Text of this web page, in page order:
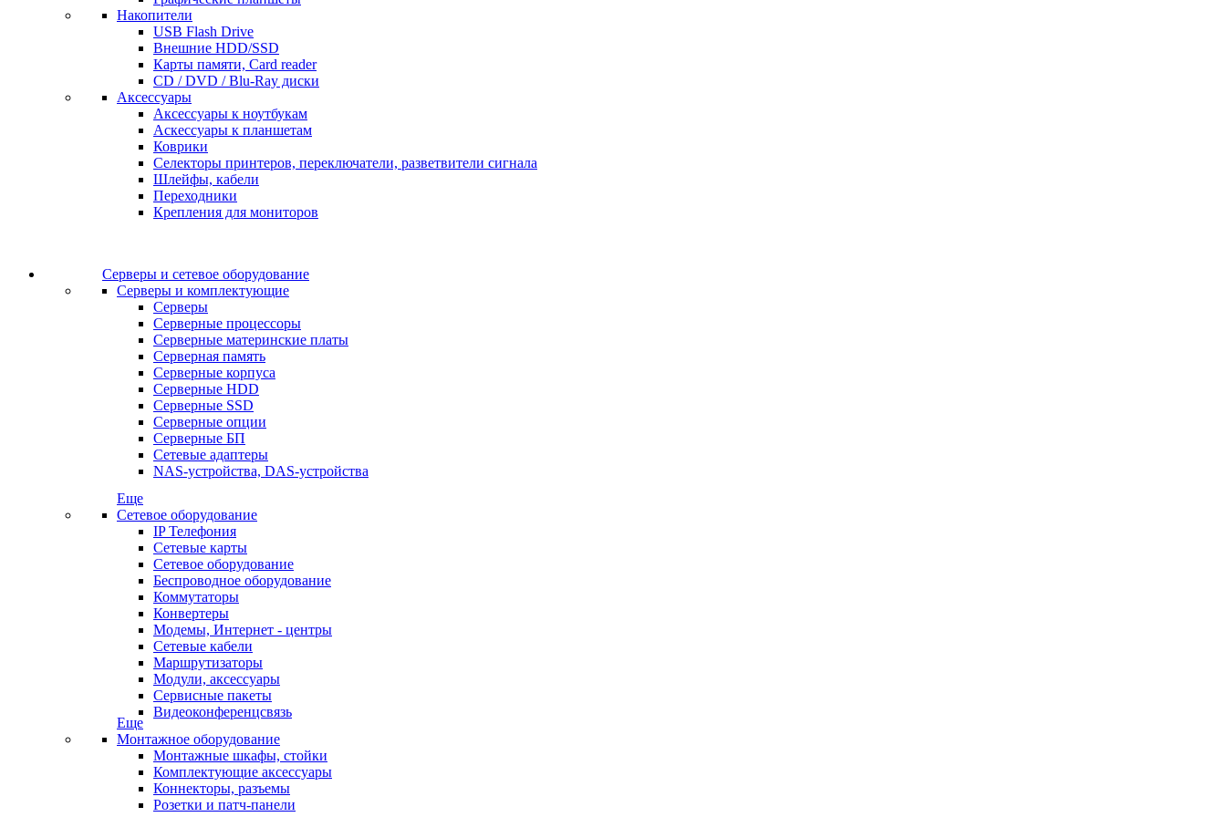
Накопители
USB Flash Drive
Внешние HDD/SSD
Карты памяти, Card reader
CD / DVD / Blu-Ray диски
Аксессуары
Аксессуары к ноутбукам
Аскессуары к планшетам
Коврики
Селекторы принтеров, переключатели, разветвители сигнала
Шлейфы, кабели
Переходники
Крепления для мониторов
Серверы и сетевое оборудование
Серверы и комплектующие
Серверы
Серверные процессоры
Серверные материнские платы
Серверная память
Серверные корпуса
Серверные HDD
Серверные SSD
Серверные опции
Серверные БП
Сетевые адаптеры
NAS-устройства, DAS-устройства
Еще
Сетевое оборудование
IP Телефония
Сетевые карты
Сетевое оборудование
Беспроводное оборудование
Коммутаторы
Конвертеры
Модемы, Интернет - центры
Сетевые кабели
Маршрутизаторы
Модули, аксессуары
Сервисные пакеты
Видеоконференцсвязь
Еще
Монтажное оборудование
Монтажные шкафы, стойки
Комплектующие аксессуары
Коннекторы, разъемы
Розетки и патч-панели